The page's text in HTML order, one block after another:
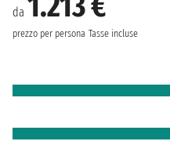
da
prezzo per persona Tasse incluse